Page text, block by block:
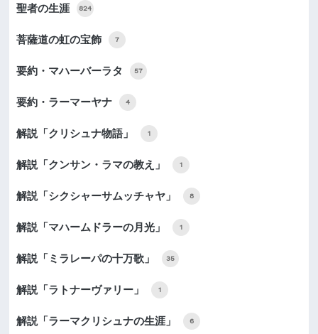
聖者の生涯 824
菩薩道の虹の宝飾 7
要約・マハーバーラタ 57
要約・ラーマーヤナ 4
解説「クリシュナ物語」 1
解説「クンサン・ラマの教え」 1
解説「シクシャーサムッチャヤ」 8
解説「マハームドラーの月光」 1
解説「ミラレーパの十万歌」 35
解説「ラトナーヴァリー」 1
解説「ラーマクリシュナの生涯」 6